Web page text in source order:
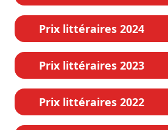
Prix littéraires 2024
Prix littéraires 2023
Prix littéraires 2022